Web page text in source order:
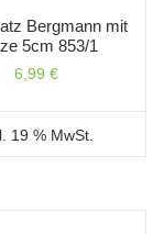
Bergmann mit
5cm 853/1
6,99€
19 % MwSt.